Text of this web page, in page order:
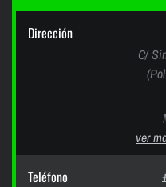
Dirección
C/
ver
Teléfono